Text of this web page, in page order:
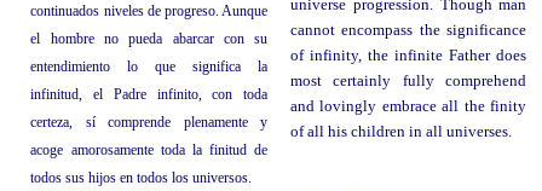
continuados niveles de progreso. Aunque
el hombre no pueda abarcar con su
entendimiento lo que significa la
infinitud, el Padre infinito, con toda
certeza, sí comprende plenamente y
acoge amorosamente toda la finitud de
todos sus hijos en todos los universos.
universe progression. Though man
cannot encompass the significance
of infinity, the infinite Father does
most certainly fully comprehend
and lovingly embrace all the finity
of all his children in all universes.